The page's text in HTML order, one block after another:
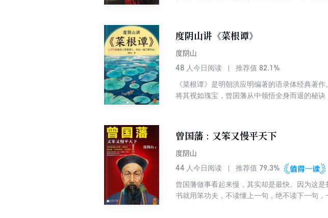
2000年。他是大一统王朝的创造者；他是皇帝
者……
度阴山讲《菜根谭》
度阴山
48 人今日阅读 推荐值 82.1%
《菜根谭》是明朝洪应明编著的语录体经典著
将其视如瑰宝，曾国藩从中领悟全身而退的秘
曾国藩：又笨又慢平天下
度阴山
44 人今日阅读 推荐值 79.3%
曾国藩做事看起来慢，其实却是最快。因为这
书就用笨功夫，不读懂上一句，绝不读下一句